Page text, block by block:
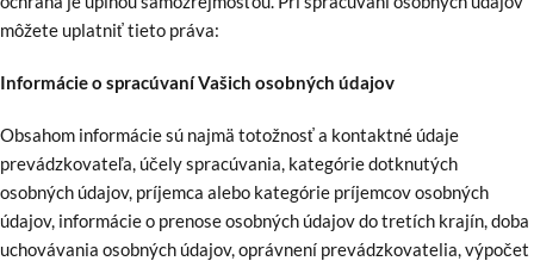
môžete uplatniť tieto práva:
Informácie o spracúvaní Vašich osobných údajov
Obsahom informácie sú najmä totožnosť a kontaktné údaje
prevádzkovateľa, účely spracúvania, kategórie dotknutých
osobných údajov, príjemca alebo kategórie príjemcov osobných
údajov, informácie o prenose osobných údajov do tretích krajín, doba
uchovávania osobných údajov, oprávnení prevádzkovatelia, výpočet